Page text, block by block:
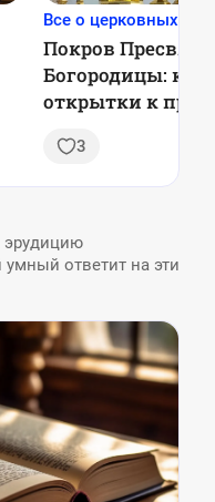
Все о церковных
Покров
Богородицы:
открытки к
3
эрудицию
ответит на эти